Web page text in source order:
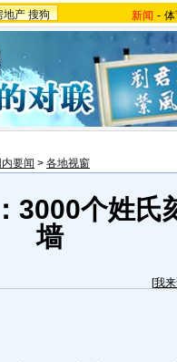
地产 搜狗 新闻 -
内要闻 > 各地视窗
3000个姓氏
墙
[我